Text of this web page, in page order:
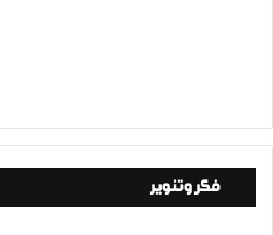
فكر وتنوير